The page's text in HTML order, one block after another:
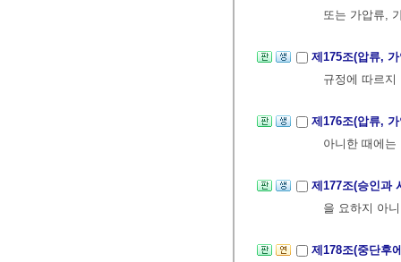
또는 가압류,
제175조(압류,
규정에 따르
제176조(압류,
아니한 때에
제177조(승인과
을 요하지 아
제178조(중단후